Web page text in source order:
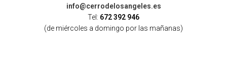
info@cerrodelosangeles.es
Tel: 672 392 946
(de miércoles a domingo por las mañanas)